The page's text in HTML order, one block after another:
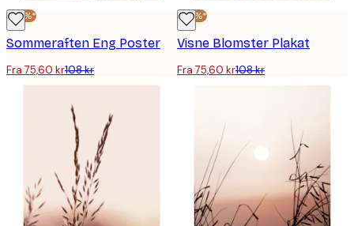
-30%*
Sommeraften Eng Poster
Fra 75,60 kr108 kr
-30%*
Visne Blomster Plakat
Fra 75,60 kr108 kr